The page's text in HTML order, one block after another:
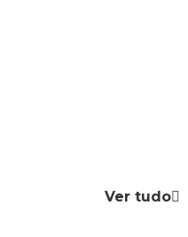
Ver tudo